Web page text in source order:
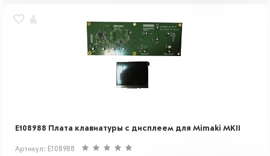
E108988 Плата клавиатуры с дисплеем для Mimaki MKII
Артикул: E108988